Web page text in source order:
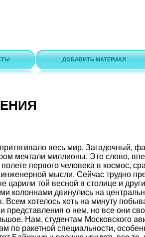
ДОБАВИТЬ МАТЕРИАЛ
весь мир. Загадочный,
мечтали миллионы. Это слово,
полете первого человека в космос,
мысли. Сейчас трудно
той весной в столице и
колоннами двинулись на
хотелось хоть на минуту
представления о нем, но все они
Нам, студентам Московского
по ракетной специальности,